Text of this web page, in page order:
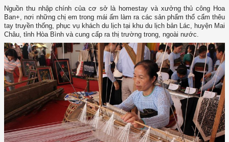
Nguồn thu nhập chính của cơ sở là homestay và xưởng thủ công Hoa
Ban+, nơi những chị em trong mái ấm làm ra các sản phẩm thổ cẩm thêu
tay truyền thống, phục vụ khách du lịch tại khu du lịch bản Lác, huyện Mai
Châu, tỉnh Hòa Bình và cung cấp ra thị trường trong, ngoài nước.